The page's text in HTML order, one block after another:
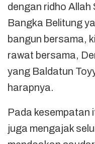
dengan ridho Allah
Bangka Belitung
bangun bersama,
rawat bersama,
yang Baldatun
harapnya.
Pada kesempatan
juga mengajak